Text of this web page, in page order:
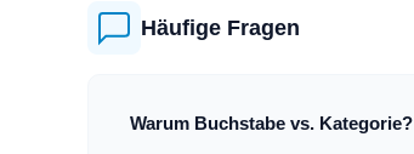
Häufige Fragen
Warum Buchstabe vs. Kategorie?